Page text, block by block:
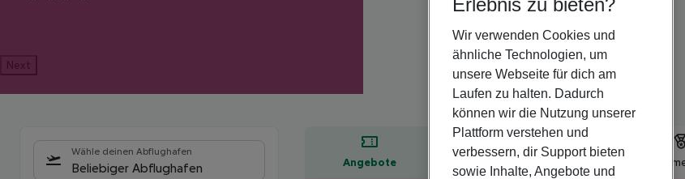
Next
Wähle deinen Abflughafen
Beliebiger Abflughafen Angebote Hotelbeschreibung
Erlebnis zu bieten?
Wir verwenden Cookies und
ähnliche Technologien, um
unsere Webseite für dich am
Laufen zu halten. Dadurch
können wir die Nutzung unserer
Plattform verstehen und
verbessern, dir Support bieten
sowie Inhalte, Angebote und